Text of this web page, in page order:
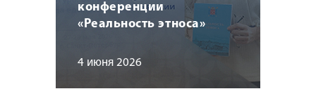
конференции
«Реальность этноса»
4 июня 2026